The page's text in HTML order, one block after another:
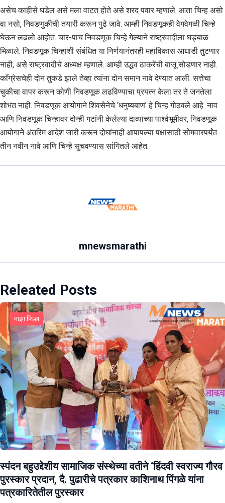
असेच काहीसे घडेल असे मला वाटत होते असे शरद पवार म्हणाले. आता चिन्ह असो
वा नसो, निवडणुकीची तयारी करून पुढे जावे. आम्ही निवडणूकही वेगवेगळी चिन्हे
घेऊन लढलो आहोत. चार-पाच निवडणूक चिन्हे गेल्याने राष्ट्रवादीला घड्याळ
मिळाले. निवडणूक चिन्हाशी संबंधित या निर्णयानंतरही महाविकास आघाडी तुटणार
नाही, असे राष्ट्रवादीचे अध्यक्ष म्हणाले. आम्ही उद्धव ठाकरेंची बाजू सोडणार नाही.
काँग्रेसचेही दोन तुकडे झाले तेव्हा त्यांना दोन समान नावे देण्यात आली. सत्तेचा
चुकीचा वापर करून कोणी निवडणूक लढविण्याचा प्रयत्न केला तर ते जनतेला
शोभत नाही. निवडणूक आयोगाने शिवसेनेचे ‘धनुष्यबाण’ हे चिन्ह गोठवले आहे. नाव
आणि निवडणूक चिन्हावर दोन्ही गटांनी केलेल्या दाव्याच्या पार्श्वभूमीवर, निवडणूक
आयोगाने अंतरिम आदेश जारी करून दोघांनाही आपापल्या पक्षांसाठी सोमवारपर्यंत
तीन नवीन नावे आणि चिन्हे सुचवण्यास सांगितले आहेत.
mnewsmarathi
Releated Posts
माझा जिल्हा
स्पंदन बहुउद्देशीय सामाजिक संस्थेच्या वतीने ‘हिंदवी स्वराज्य गौरव
पुरस्कार प्रदान, दै. पुढारीचे पत्रकार काशिनाथ पिंगळे यांना
पत्रकारितेतील पुरस्कार